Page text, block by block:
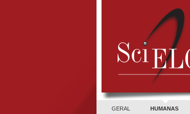
GERAL HUMANAS